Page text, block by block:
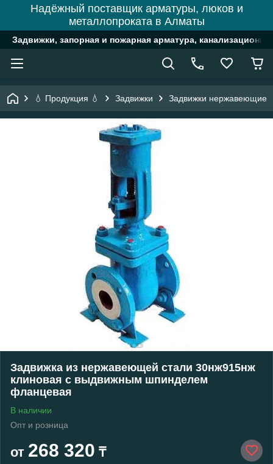
Надёжный поставщик арматуры, люков и
металлопроката в Алматы
Задвижки, запорная и пожарная арматура,
💧 Продукция 💧 Задвижки Задвижки нержавеющие
Задвижка из нержавеющей стали 30нж915нж
клиновая с выдвижным шпинделем
фланцевая
В наличии
Опт и розница
от 268 320 ₸